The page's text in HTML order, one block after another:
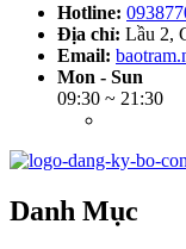
Hotline:
Địa chỉ: Lầu 2,
Email:
Mon - Sun
09:30 ~ 21:30
Danh Mục